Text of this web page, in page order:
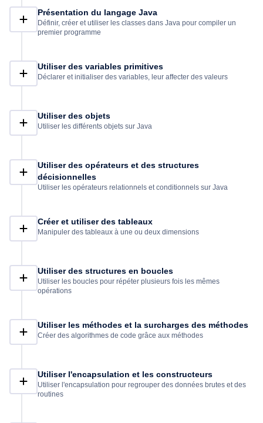
Présentation du langage Java
Définir, créer et utiliser les classes dans Java pour compiler un
premier programme
Utiliser des variables primitives
Déclarer et initialiser des variables, leur affecter des valeurs
Utiliser des objets
Utiliser les différents objets sur Java
Utiliser des opérateurs et des structures
décisionnelles
Utiliser les opérateurs relationnels et conditionnels sur Java
Créer et utiliser des tableaux
Manipuler des tableaux à une ou deux dimensions
Utiliser des structures en boucles
Utiliser les boucles pour répéter plusieurs fois les mêmes
opérations
Utiliser les méthodes et la surcharges des méthodes
Créer des algorithmes de code grâce aux méthodes
Utiliser l'encapsulation et les constructeurs
Utiliser l'encapsulation pour regrouper des données brutes et des
routines